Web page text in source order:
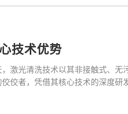
技术优势
激光清洗技术以其非接触式、
佼者，凭借其核心技术的深度